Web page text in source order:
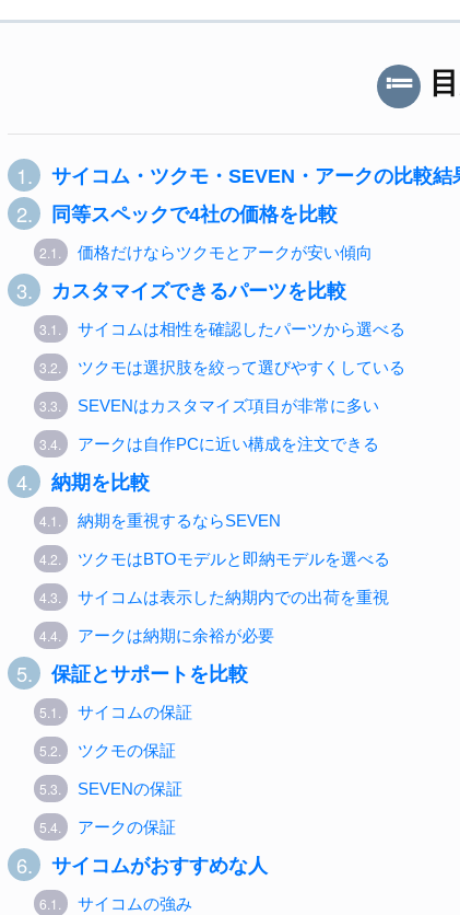
1. サイコム・ツクモ・SEVEN・アークの比較結
2. 同等スペックで4社の価格を比較
2.1. 価格だけならツクモとアークが安い傾向
3. カスタマイズできるパーツを比較
3.1. サイコムは相性を確認したパーツから選べる
3.2. ツクモは選択肢を絞って選びやすくしている
3.3. SEVENはカスタマイズ項目が非常に多い
3.4. アークは自作PCに近い構成を注文できる
4. 納期を比較
4.1. 納期を重視するならSEVEN
4.2. ツクモはBTOモデルと即納モデルを選べる
4.3. サイコムは表示した納期内での出荷を重視
4.4. アークは納期に余裕が必要
5. 保証とサポートを比較
5.1. サイコムの保証
5.2. ツクモの保証
5.3. SEVENの保証
5.4. アークの保証
6. サイコムがおすすめな人
6.1. サイコムの強み